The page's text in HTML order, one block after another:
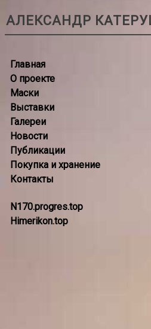
АЛЕКСАНДР
Главная
О проекте
Маски
Выставки
Галереи
Новости
Публикации
Покупка и хранение
Контакты
N170.progres.top
Himerikon.top